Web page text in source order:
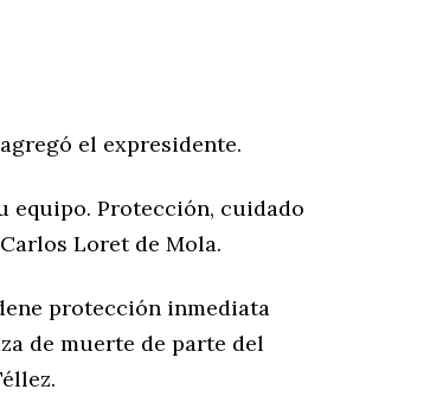
el expresidente.
equipo. Protección, cuidado
Loret de Mola.
protección inmediata
de muerte de parte del